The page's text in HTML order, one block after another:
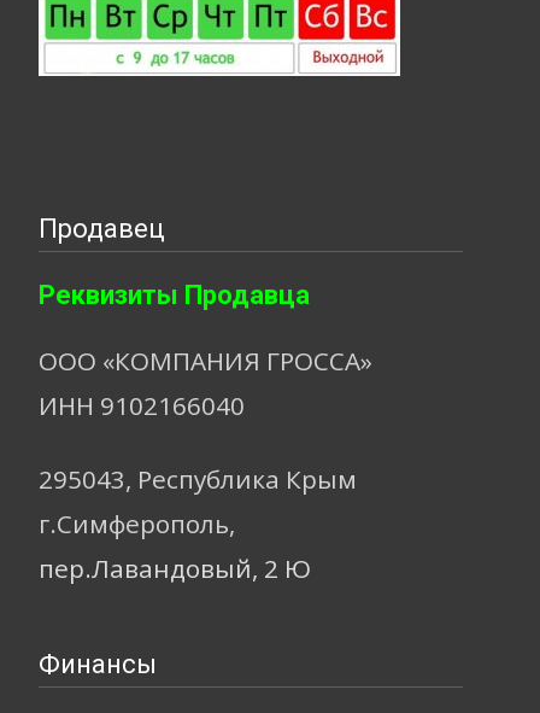
Продавец
Реквизиты Продавца
ООО «КОМПАНИЯ ГРОССА»
ИНН 9102166040
295043, Республика Крым
г.Симферополь,
пер.Лавандовый, 2 Ю
Финансы